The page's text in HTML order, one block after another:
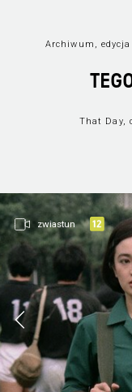
Archiwum, edycja
That Day,
zwiastun